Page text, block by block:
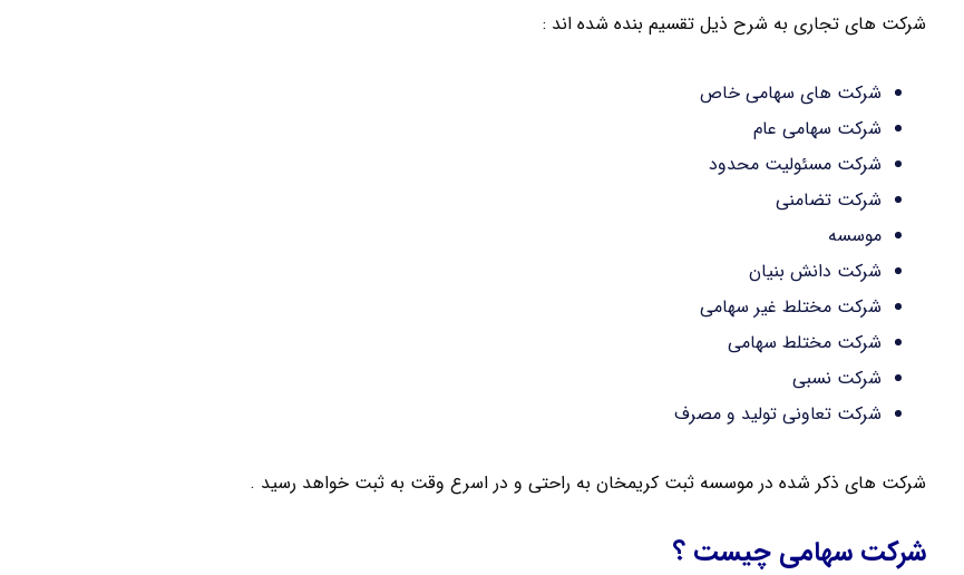
شرکت های تجاری به شرح ذیل تقسیم بنده شده اند :
شرکت های سهامی خاص
شرکت سهامی عام
شرکت مسئولیت محدود
شرکت تضامنی
موسسه
شرکت دانش بنیان
شرکت مختلط غیر سهامی
شرکت مختلط سهامی
شرکت نسبی
شرکت تعاونی تولید و مصرف
شرکت های ذکر شده در موسسه ثبت کریمخان به راحتی و در اسرع وقت به ثبت خواهد رسید .
شرکت سهامی چیست ؟